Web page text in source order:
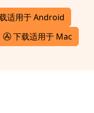
适用于 Android
下载适用于 Mac